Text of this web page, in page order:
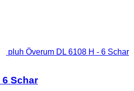
pluh Överum DL 6108 H - 6 Schar
6 Schar